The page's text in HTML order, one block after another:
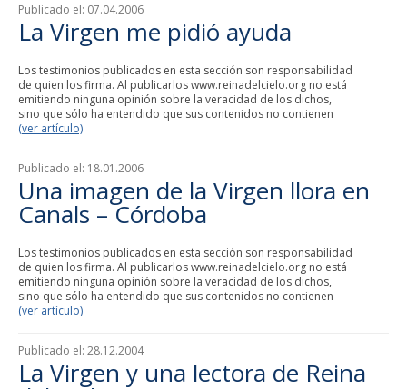
Publicado el: 07.04.2006
La Virgen me pidió ayuda
Los testimonios publicados en esta sección son responsabilidad
de quien los firma. Al publicarlos www.reinadelcielo.org no está
emitiendo ninguna opinión sobre la veracidad de los dichos,
sino que sólo ha entendido que sus contenidos no contienen
(ver artículo)
Publicado el: 18.01.2006
Una imagen de la Virgen llora en
Canals – Córdoba
Los testimonios publicados en esta sección son responsabilidad
de quien los firma. Al publicarlos www.reinadelcielo.org no está
emitiendo ninguna opinión sobre la veracidad de los dichos,
sino que sólo ha entendido que sus contenidos no contienen
(ver artículo)
Publicado el: 28.12.2004
La Virgen y una lectora de Reina